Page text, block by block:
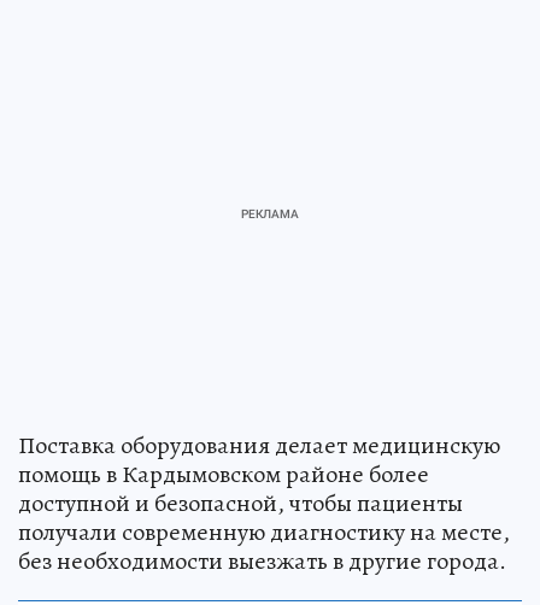
Поставка оборудования делает медицинскую
помощь в Кардымовском районе более
доступной и безопасной, чтобы пациенты
получали современную диагностику на месте,
без необходимости выезжать в другие города.